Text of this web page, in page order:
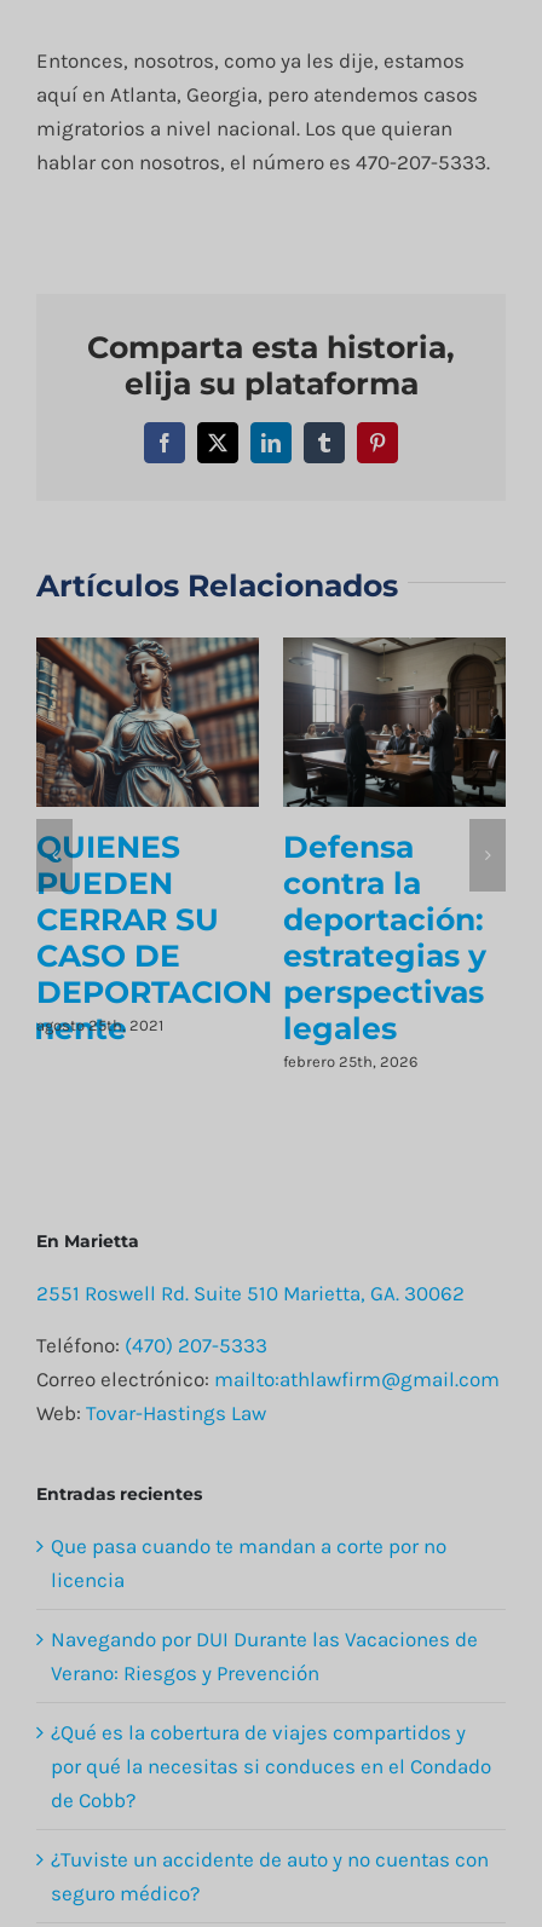
Entonces, nosotros, como ya les dije, estamos
aquí en Atlanta, Georgia, pero atendemos casos
migratorios a nivel nacional. Los que quieran
hablar con nosotros, el número es 470-207-5333.
Comparta esta historia,
elija su plataforma
Facebook
X LinkedInTumblrPinterest
Artículos Relacionados
QUIENES
PUEDEN
CERRAR SU
CASO DE
DEPORTACION
agosto 25th, 2021
Defensa
contra la
deportación:
estrategias y
perspectivas
legales
febrero 25th, 2026
En Marietta
2551 Roswell Rd. Suite 510 Marietta, GA. 30062
Teléfono: (470) 207-5333
Correo electrónico: mailto:athlawfirm@gmail.com
Web: Tovar-Hastings Law
Entradas recientes
Que pasa cuando te mandan a corte por no
licencia
Navegando por DUI Durante las Vacaciones de
Verano: Riesgos y Prevención
¿Qué es la cobertura de viajes compartidos y
por qué la necesitas si conduces en el Condado
de Cobb?
¿Tuviste un accidente de auto y no cuentas con
seguro médico?